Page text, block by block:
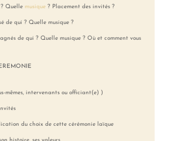
Quelle musique? Placement des invités ?
de qui ? Quelle musique ?
de qui ? Quelle musique ? Où et comment vous
mêmes, intervenants ou officiant(e) )
du choix de cette cérémonie laïque